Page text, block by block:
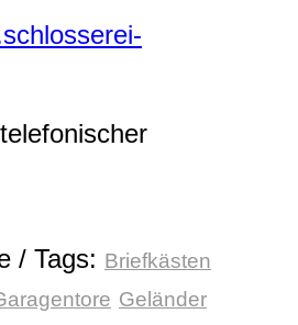
/ Tags: Briefkästen
Geländer